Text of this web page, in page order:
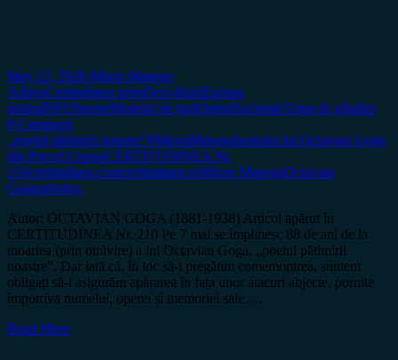
May 12, 2026 Miron Manega
ArhivaCertitudinea printDezvăluiriEuropa
nostraINFOIstorieModelul de țarăOpiniiSocietateTema de gândire
0 Comment
„poetul pătimirii noastre”#MironManegabustului lui Octavian Goga
din Parcul CopouCERTITUDINEA Nr.
210certitudinea.comcertitudinea.roMiron ManegaOctavian
Gogaortodox
Autor: OCTAVIAN GOGA (1881-1938) Articol apărut în
CERTITUDINEA Nr. 210 Pe 7 mai se împlinesc 88 de ani de la
moartea (prin otrăvire) a lui Octavian Goga, „poetul pătimirii
noastre”. Dar iată că, în loc să-i pregătim comemorarea, suntem
obligați să-i asigurăm apărarea în fața unor atacuri abjecte, pornite
împotriva numelui, operei și memoriei sale….
Read More